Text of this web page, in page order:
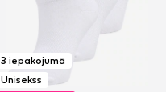
3 iepakojumā
Unisekss